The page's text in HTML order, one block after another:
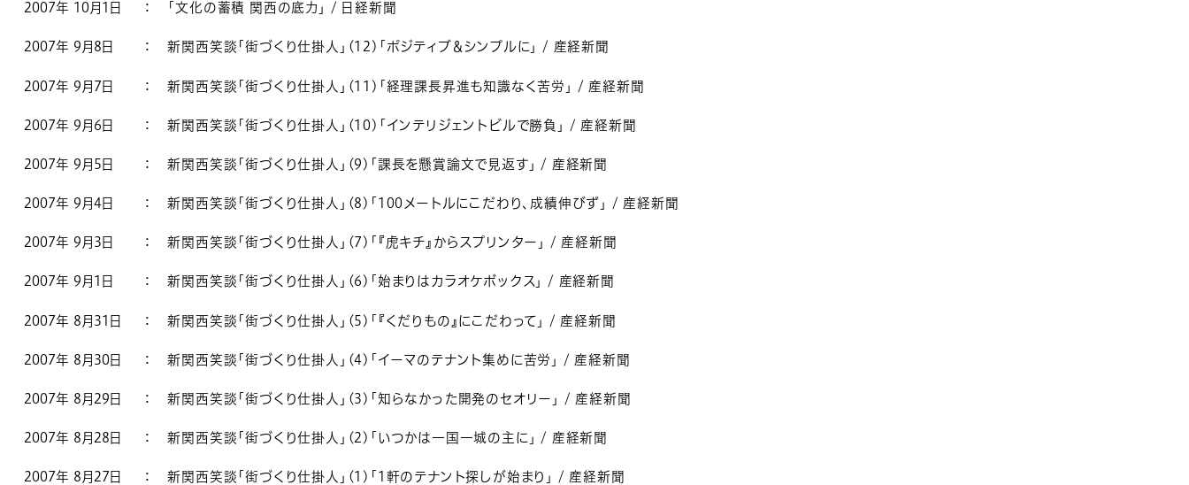
2007年 10月1日 ： 「文化の蓄積 関西の底力」 / 日経新聞
2007年 9月8日 ： 新関西笑談「街づくり仕掛人」(12)「ポジティブ＆シンプルに」 / 産経新聞
2007年 9月7日 ： 新関西笑談「街づくり仕掛人」(11)「経理課長昇進も知識なく苦労」 / 産経新聞
2007年 9月6日 ： 新関西笑談「街づくり仕掛人」(10)「インテリジェントビルで勝負」 / 産経新聞
2007年 9月5日 ： 新関西笑談「街づくり仕掛人」(9)「課長を懸賞論文で見返す」 / 産経新聞
2007年 9月4日 ： 新関西笑談「街づくり仕掛人」(8)「100メートルにこだわり、成績伸びず」 / 産経新聞
2007年 9月3日 ： 新関西笑談「街づくり仕掛人」(7)「『虎キチ』からスプリンター」 / 産経新聞
2007年 9月1日 ： 新関西笑談「街づくり仕掛人」(6)「始まりはカラオケボックス」 / 産経新聞
2007年 8月31日 ： 新関西笑談「街づくり仕掛人」(5)「『くだりもの』にこだわって」 / 産経新聞
2007年 8月30日 ： 新関西笑談「街づくり仕掛人」(4)「イーマのテナント集めに苦労」 / 産経新聞
2007年 8月29日 ： 新関西笑談「街づくり仕掛人」(3)「知らなかった開発のセオリー」 / 産経新聞
2007年 8月28日 ： 新関西笑談「街づくり仕掛人」(2)「いつかは一国一城の主に」 / 産経新聞
2007年 8月27日 ： 新関西笑談「街づくり仕掛人」(1)「1軒のテナント探しが始まり」 / 産経新聞